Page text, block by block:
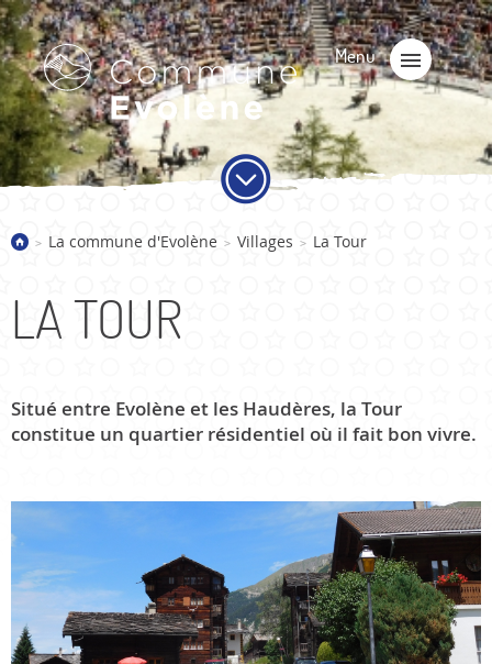
> La commune d'Evolène > Villages > La Tour
LA TOUR
Situé entre Evolène et les Haudères, la Tour
constitue un quartier résidentiel où il fait bon vivre.